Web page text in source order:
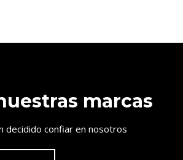
marcas
decidido confiar en nosotros